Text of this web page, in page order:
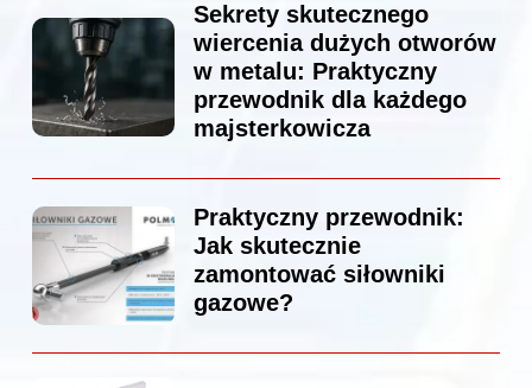
Sekrety skutecznego
wiercenia dużych otworów
w metalu: Praktyczny
przewodnik dla każdego
majsterkowicza
Praktyczny przewodnik:
Jak skutecznie
zamontować siłowniki
gazowe?